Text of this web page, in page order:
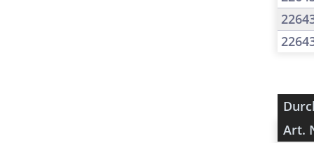
Art.